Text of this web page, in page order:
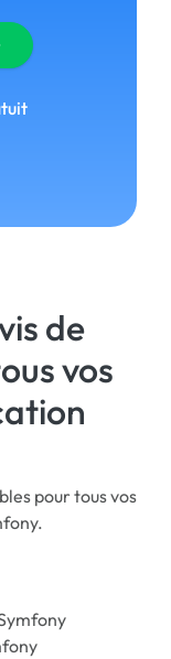
de
vos
pour tous vos